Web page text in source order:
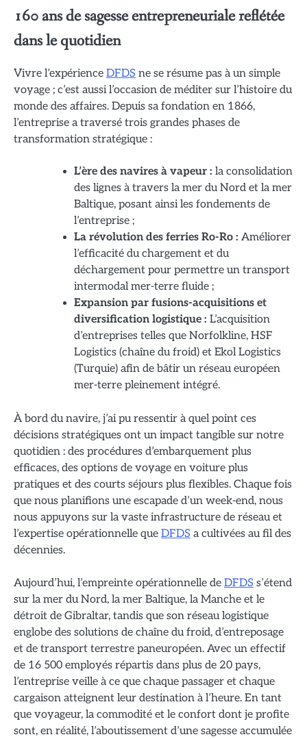
160 ans de sagesse entrepreneuriale reflétée
dans le quotidien
Vivre l’expérience DFDS ne se résume pas à un simple
voyage ; c’est aussi l’occasion de méditer sur l’histoire du
monde des affaires. Depuis sa fondation en 1866,
l’entreprise a traversé trois grandes phases de
transformation stratégique :
L’ère des navires à vapeur : la consolidation
des lignes à travers la mer du Nord et la mer
Baltique, posant ainsi les fondements de
l’entreprise ;
La révolution des ferries Ro-Ro : Améliorer
l’efficacité du chargement et du
déchargement pour permettre un transport
intermodal mer-terre fluide ;
Expansion par fusions-acquisitions et
diversification logistique : L’acquisition
d’entreprises telles que Norfolkline, HSF
Logistics (chaîne du froid) et Ekol Logistics
(Turquie) afin de bâtir un réseau européen
mer-terre pleinement intégré.
À bord du navire, j’ai pu ressentir à quel point ces
décisions stratégiques ont un impact tangible sur notre
quotidien : des procédures d’embarquement plus
efficaces, des options de voyage en voiture plus
pratiques et des courts séjours plus flexibles. Chaque fois
que nous planifions une escapade d’un week-end, nous
nous appuyons sur la vaste infrastructure de réseau et
l’expertise opérationnelle que DFDS a cultivées au fil des
décennies.
Aujourd’hui, l’empreinte opérationnelle de DFDS s’étend
sur la mer du Nord, la mer Baltique, la Manche et le
détroit de Gibraltar, tandis que son réseau logistique
englobe des solutions de chaîne du froid, d’entreposage
et de transport terrestre paneuropéen. Avec un effectif
de 16 500 employés répartis dans plus de 20 pays,
l’entreprise veille à ce que chaque passager et chaque
cargaison atteignent leur destination à l’heure. En tant
que voyageur, la commodité et le confort dont je profite
sont, en réalité, l’aboutissement d’une sagesse accumulée